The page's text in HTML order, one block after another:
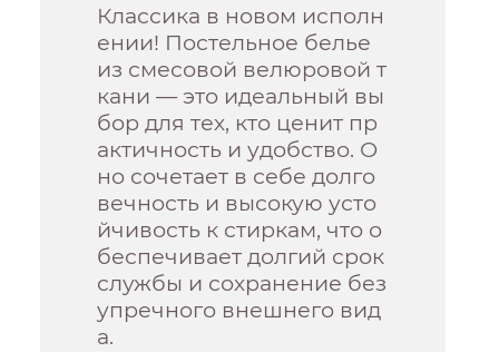
Классика в новом исполн
ении! Постельное белье
из смесовой велюровой т
кани — это идеальный вы
бор для тех, кто ценит пр
актичность и удобство. О
но сочетает в себе долго
вечность и высокую усто
йчивость к стиркам, что о
беспечивает долгий срок
службы и сохранение без
упречного внешнего вид
а.